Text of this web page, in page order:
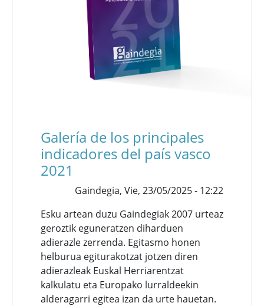
Galería de los principales
indicadores del país vasco
2021
Gaindegia, Vie, 23/05/2025 - 12:22
Esku artean duzu Gaindegiak 2007 urteaz
geroztik eguneratzen diharduen
adierazle zerrenda. Egitasmo honen
helburua egiturakotzat jotzen diren
adierazleak Euskal Herriarentzat
kalkulatu eta Europako lurraldeekin
alderagarri egitea izan da urte hauetan.